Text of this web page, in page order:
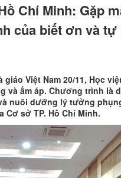
Chí Minh: Gặp
của biết ơn và tự
Việt Nam 20/11, Học
và ấm áp. Chương trình là
nuôi dưỡng lý tưởng
sở TP. Hồ Chí Minh.